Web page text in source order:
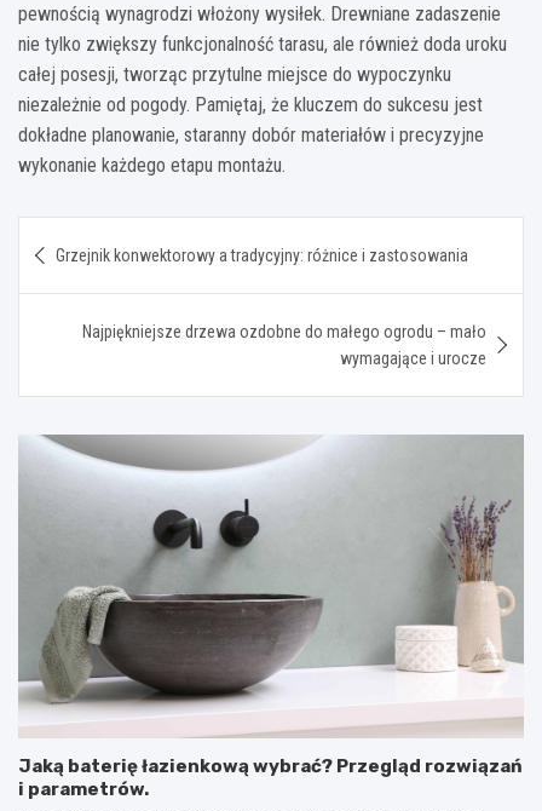
pewnością wynagrodzi włożony wysiłek. Drewniane zadaszenie
nie tylko zwiększy funkcjonalność tarasu, ale również doda uroku
całej posesji, tworząc przytulne miejsce do wypoczynku
niezależnie od pogody. Pamiętaj, że kluczem do sukcesu jest
dokładne planowanie, staranny dobór materiałów i precyzyjne
wykonanie każdego etapu montażu.
wpisu
Grzejnik konwektorowy a tradycyjny: różnice i zastosowania
Najpiękniejsze drzewa ozdobne do małego ogrodu – mało
wymagające i urocze
Jaką baterię łazienkową wybrać? Przegląd rozwiązań
i parametrów.